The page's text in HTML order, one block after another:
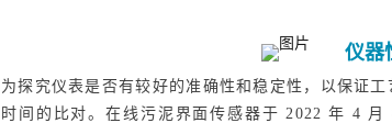
仪器
为探究仪表是否有较好的准确性和稳定性，以保证
时间的比对。在线污泥界面传感器于 2022 年 4